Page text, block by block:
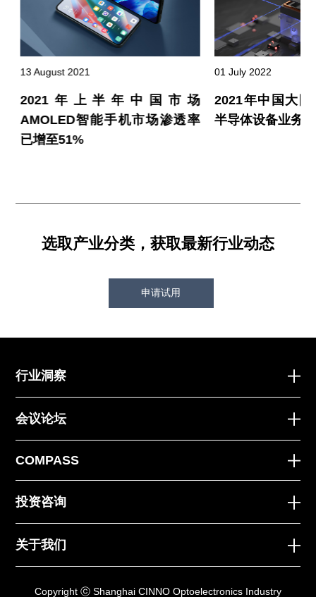
13 August 2021
2021年上半年中国市场
AMOLED智能手机市场渗透率
已增至51%
01 July 2022
2021年中国大
半导体设备业务
选取产业分类，获取最新行业动态
申请试用
行业洞察
会议论坛
COMPASS
投资咨询
关于我们
Copyright ⓒ Shanghai CINNO Optoelectronics Industry